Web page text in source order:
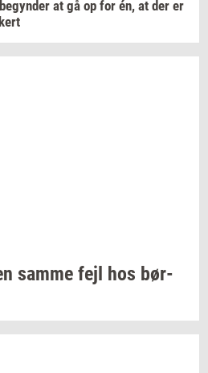
be­gyn­der at gå op for én, at der er
samme fejl hos bør­